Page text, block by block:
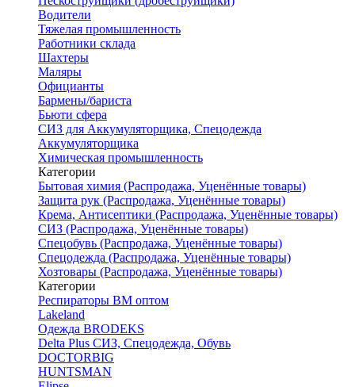
Водители
Тяжелая промышленность
Работники склада
Шахтеры
Маляры
Официанты
Бармены/бариста
Бьюти сфера
СИЗ для Аккумуляторщика, Спецодежда
Аккумуляторщика
Химическая промышленность
Категории
Бытовая химия (Распродажа, Уценённые товары)
Защита рук (Распродажа, Уценённые товары)
Крема, Антисептики (Распродажа, Уценённые товары)
СИЗ (Распродажа, Уценённые товары)
Спецобувь (Распродажа, Уценённые товары)
Спецодежда (Распродажа, Уценённые товары)
Хозтовары (Распродажа, Уценённые товары)
Категории
Респираторы ВМ оптом
Lakeland
Одежда BRODEKS
Delta Plus СИЗ, Спецодежда, Обувь
DOCTORBIG
HUNTSMAN